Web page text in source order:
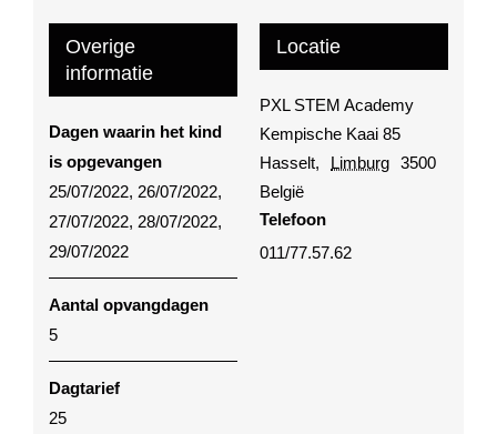
Locatie
PXL STEM Academy
Kempische Kaai 85
Hasselt, Limburg 3500
België
Telefoon
011/77.57.62
Overige
informatie
Dagen waarin het kind
is opgevangen
25/07/2022, 26/07/2022,
27/07/2022, 28/07/2022,
29/07/2022
Aantal opvangdagen
5
Dagtarief
25